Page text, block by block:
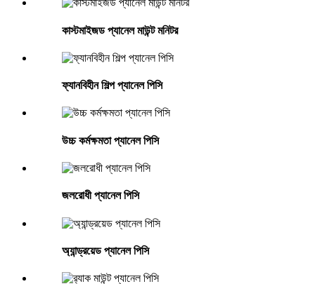
কাস্টমাইজড প্যানেল মাউন্ট মনিটর
ফ্যানবিহীন শিল্প প্যানেল পিসি
উচ্চ কর্মক্ষমতা প্যানেল পিসি
জলরোধী প্যানেল পিসি
অ্যান্ড্রয়েড প্যানেল পিসি